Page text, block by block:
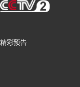
精彩预告